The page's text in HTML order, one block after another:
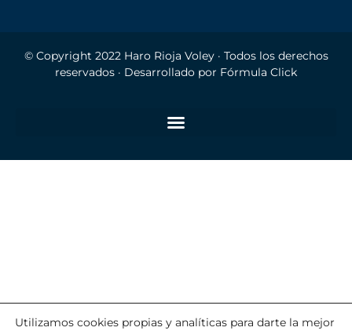
© Copyright 2022 Haro Rioja Voley· Todos los derechos
reservados · Desarrollado por Fórmula Click
Utilizamos cookies propias y analíticas para darte la mejor